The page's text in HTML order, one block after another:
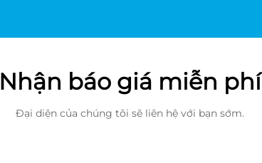
Nhận báo giá miễn phí
Đại diện của chúng tôi sẽ liên hệ với bạn sớm.